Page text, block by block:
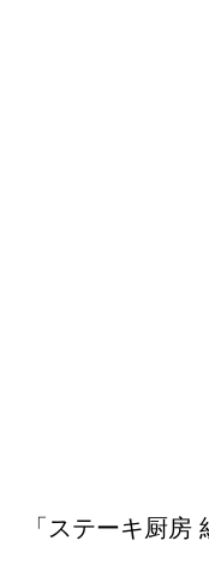
「ステーキ厨房